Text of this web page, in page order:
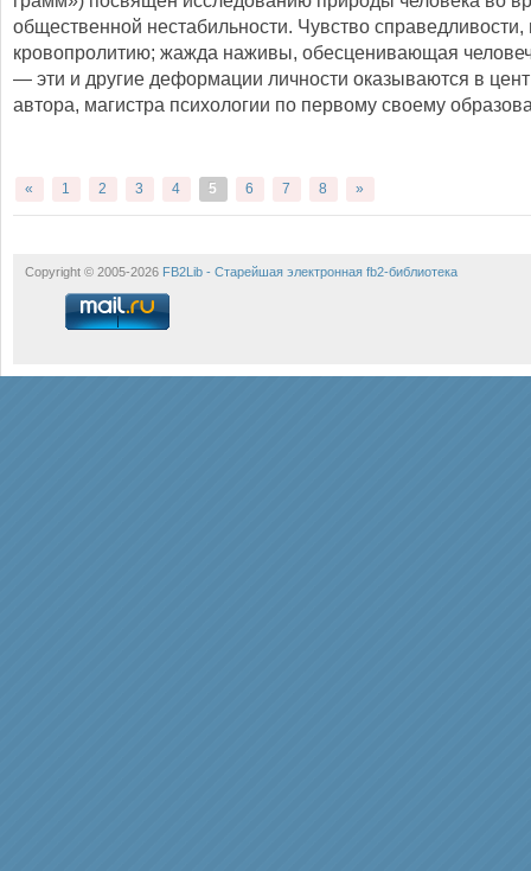
общественной нестабильности. Чувство
кровопролитию; жажда наживы, обесценивающая
— эти и другие деформации личности оказываются в
автора, магистра психологии по первому своему
« 1 2 3 4 5 6 7 8 »
Copyright © 2005-2026 FB2Lib - Старейшая электронная fb2-библиотека